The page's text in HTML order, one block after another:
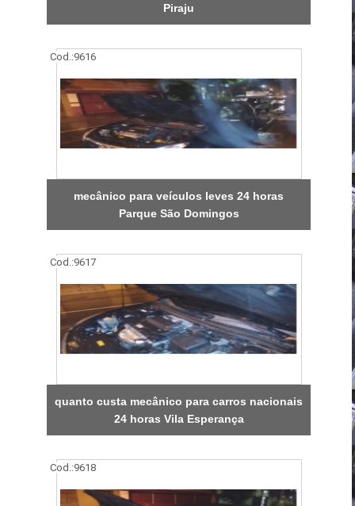
Piraju
Cod.:9616
mecânico para veículos leves 24 horas
Parque São Domingos
Cod.:9617
quanto custa mecânico para carros nacionais
24 horas Vila Esperança
Cod.:9618